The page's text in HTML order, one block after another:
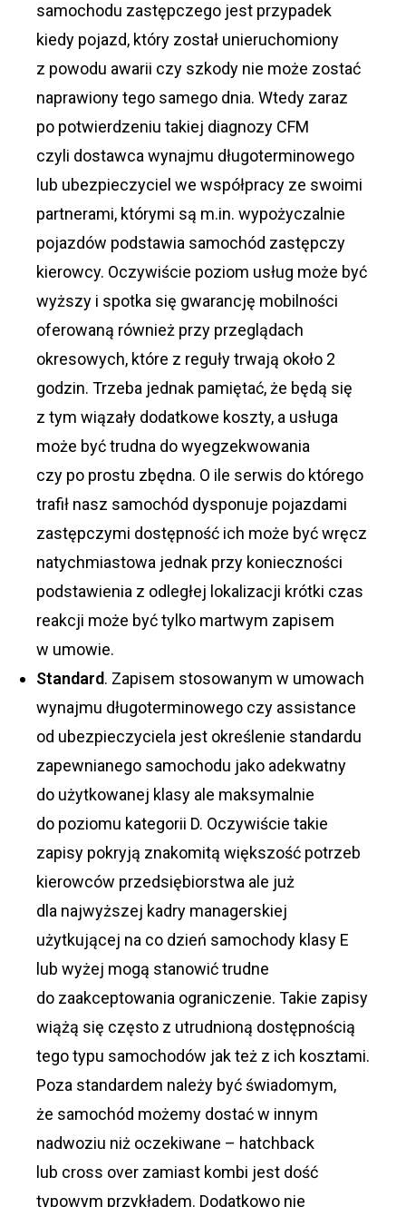
samochodu zastępczego jest przypadek
kiedy pojazd, który został unieruchomiony
z powodu awarii czy szkody nie może zostać
naprawiony tego samego dnia. Wtedy zaraz
po potwierdzeniu takiej diagnozy CFM
czyli dostawca wynajmu długoterminowego
lub ubezpieczyciel we współpracy ze swoimi
partnerami, którymi są m.in. wypożyczalnie
pojazdów podstawia samochód zastępczy
kierowcy. Oczywiście poziom usług może być
wyższy i spotka się gwarancję mobilności
oferowaną również przy przeglądach
okresowych, które z reguły trwają około 2
godzin. Trzeba jednak pamiętać, że będą się
z tym wiązały dodatkowe koszty, a usługa
może być trudna do wyegzekwowania
czy po prostu zbędna. O ile serwis do którego
trafił nasz samochód dysponuje pojazdami
zastępczymi dostępność ich może być wręcz
natychmiastowa jednak przy konieczności
podstawienia z odległej lokalizacji krótki czas
reakcji może być tylko martwym zapisem
w umowie.
Standard. Zapisem stosowanym w umowach
wynajmu długoterminowego czy assistance
od ubezpieczyciela jest określenie standardu
zapewnianego samochodu jako adekwatny
do użytkowanej klasy ale maksymalnie
do poziomu kategorii D. Oczywiście takie
zapisy pokryją znakomitą większość potrzeb
kierowców przedsiębiorstwa ale już
dla najwyższej kadry managerskiej
użytkującej na co dzień samochody klasy E
lub wyżej mogą stanowić trudne
do zaakceptowania ograniczenie. Takie zapisy
wiążą się często z utrudnioną dostępnością
tego typu samochodów jak też z ich kosztami.
Poza standardem należy być świadomym,
że samochód możemy dostać w innym
nadwoziu niż oczekiwane – hatchback
lub cross over zamiast kombi jest dość
typowym przykładem. Dodatkowo nie